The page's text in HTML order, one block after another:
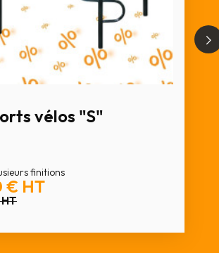
vélos "S"
finitions
€ HT
HT